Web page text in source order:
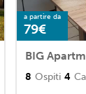
a partire da
79€
BIG
8 Ospiti 4